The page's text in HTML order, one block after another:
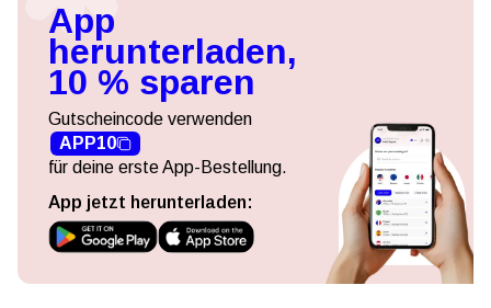
App
herunterladen,
10 % sparen
Gutscheincode verwenden
APP10
für deine erste App-Bestellung.
App jetzt herunterladen: